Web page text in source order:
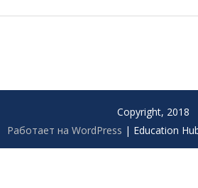
Copyright, 2018
Работает на WordPress | Education